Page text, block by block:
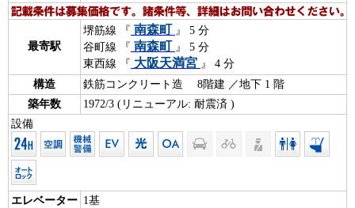
最寄駅
堺筋線 『 南森町 』 5 分
谷町線 『 南森町 』 5 分
東西線 『 大阪天満宮 』 4 分
構造
鉄筋コンクリート造 8階建 ／地下 1 階
築年数
1972/3 (リニューアル: 耐震済 )
設備
エレベーター 1基